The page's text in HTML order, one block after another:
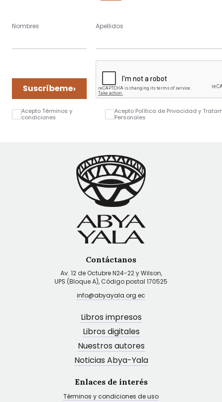
Nombres Apellidos
Suscríbeme›
Acepto Términos y
condiciones
Acepto Política de Privacidad y
Personales
Contáctanos
Av. 12 de Octubre N24-22 y Wilson,
UPS (Bloque A), Código postal 170525
info@abyayala.org.ec
Libros impresos
Libros digitales
Nuestros autores
Noticias Abya-Yala
Enlaces de interés
Términos y condiciones de uso